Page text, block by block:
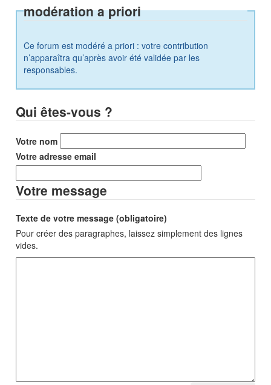
modération a priori
Ce forum est modéré a priori : votre contribution
n’apparaîtra qu’après avoir été validée par les
responsables.
Qui êtes-vous ?
Votre nom
Votre adresse email
Votre message
Texte de votre message (obligatoire)
Pour créer des paragraphes, laissez simplement des lignes
vides.